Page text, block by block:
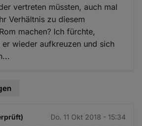
vertreten müssten, auch mal
Verhältnis zu diesem
machen? Ich fürchte,
wieder aufkreuzen und sich
Do. 11 Okt 2018 - 15:34